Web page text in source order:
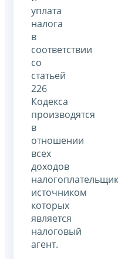
уплата
налога
в
соответствии
со
статьей
226
Кодекса
производятся
в
отношении
всех
доходов
источником
которых
является
налоговый
агент.